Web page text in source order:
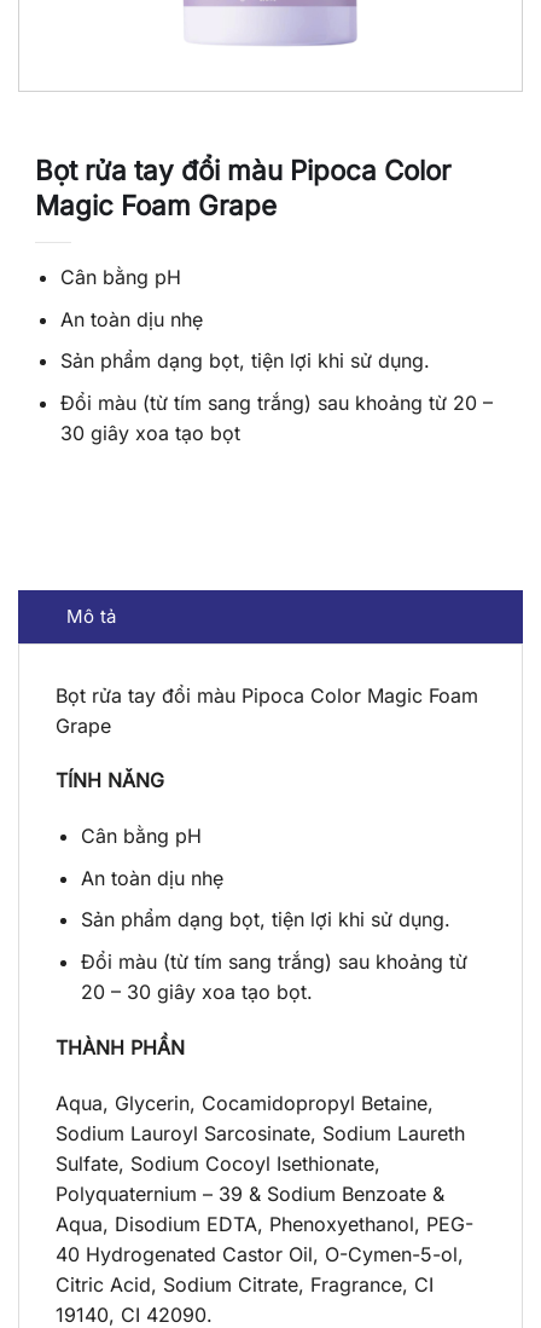
Bọt rửa tay đổi màu Pipoca Color
Magic Foam Grape
Cân bằng pH
An toàn dịu nhẹ
Sản phẩm dạng bọt, tiện lợi khi sử dụng.
Đổi màu (từ tím sang trắng) sau khoảng từ 20 –
30 giây xoa tạo bọt
Mô tả
Bọt rửa tay đổi màu Pipoca Color Magic Foam
Grape
TÍNH NĂNG
Cân bằng pH
An toàn dịu nhẹ
Sản phẩm dạng bọt, tiện lợi khi sử dụng.
Đổi màu (từ tím sang trắng) sau khoảng từ
20 – 30 giây xoa tạo bọt.
THÀNH PHẦN
Aqua, Glycerin, Cocamidopropyl Betaine,
Sodium Lauroyl Sarcosinate, Sodium Laureth
Sulfate, Sodium Cocoyl Isethionate,
Polyquaternium – 39 & Sodium Benzoate &
Aqua, Disodium EDTA, Phenoxyethanol, PEG-
40 Hydrogenated Castor Oil, O-Cymen-5-ol,
Citric Acid, Sodium Citrate, Fragrance, CI
19140, CI 42090.